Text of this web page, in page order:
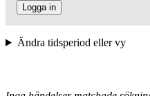
Logga in
Ändra tidsperiod eller vy